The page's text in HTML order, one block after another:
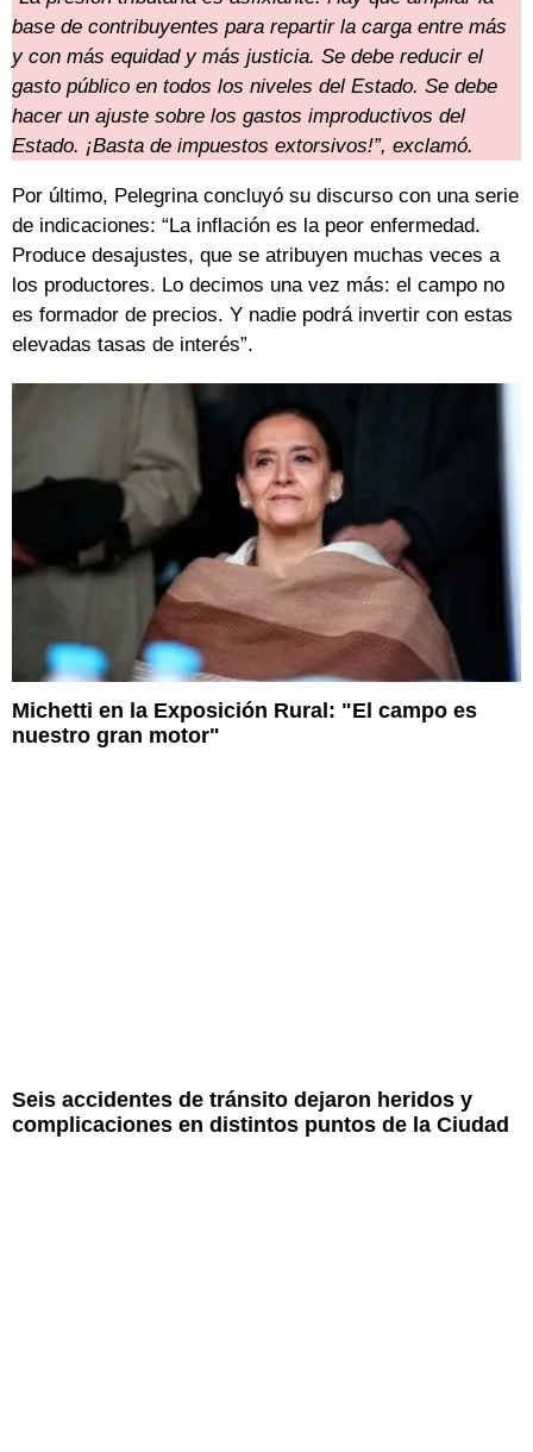
base de contribuyentes para repartir la carga entre más
y con más equidad y más justicia. Se debe reducir el
gasto público en todos los niveles del Estado. Se debe
hacer un ajuste sobre los gastos improductivos del
Estado. ¡Basta de impuestos extorsivos!”, exclamó.
Por último, Pelegrina concluyó su discurso con una serie
de indicaciones: “La inflación es la peor enfermedad.
Produce desajustes, que se atribuyen muchas veces a
los productores. Lo decimos una vez más: el campo no
es formador de precios. Y nadie podrá invertir con estas
elevadas tasas de interés”.
Michetti en la Exposición Rural: "El campo es
nuestro gran motor"
Seis accidentes de tránsito dejaron heridos y
complicaciones en distintos puntos de la Ciudad